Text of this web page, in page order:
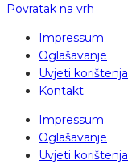
Povratak na vrh
Impressum
Oglašavanje
Uvjeti korištenja
Kontakt
Impressum
Oglašavanje
Uvjeti korištenja